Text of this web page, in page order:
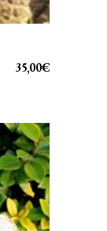
35,00€